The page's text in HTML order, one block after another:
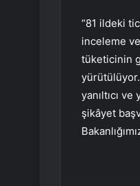
“81 ildeki
inceleme
tüketicinin
yanıltıcı
şikâyet